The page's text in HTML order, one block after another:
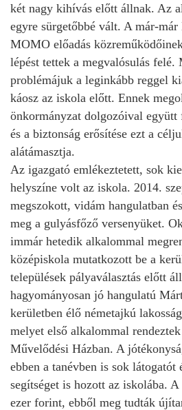
két nagy kihívás előtt állnak. Az
egyre sürgetőbbé vált. A már-már
MOMO előadás
lépést tettek a megvalósulás felé.
problémájuk a leginkább reggel
káosz az iskola előtt. Ennek
önkormányzat dolgozóival
és a biztonság erősítése ezt a
alátámasztja.
Az igazgató emlékeztetett, sok
helyszíne volt az iskola. 2014.
megszokott, vidám hangulatban
meg a gulyásfőző versenyüket.
immár hetedik alkalommal
középiskola mutatkozott be a
települések pályaválasztás előtt
hagyományosan jó hangulatú
kerületben élő németajkú
melyet első alkalommal
Művelődési Házban. A
ebben a tanévben is sok
segítséget is hozott az iskolába.
ezer forint, ebből meg tudták